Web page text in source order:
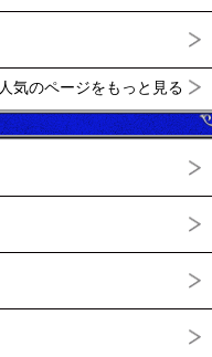
人気のページをもっと見る